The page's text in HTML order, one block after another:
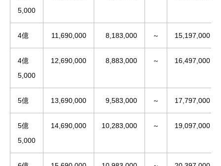
5,000
4億 11,690,000 8,183,000 ～ 15,197,000
4億
5,000
12,690,000 8,883,000 ～ 16,497,000
5億 13,690,000 9,583,000 ～ 17,797,000
5億
5,000
14,690,000 10,283,000 ～ 19,097,000